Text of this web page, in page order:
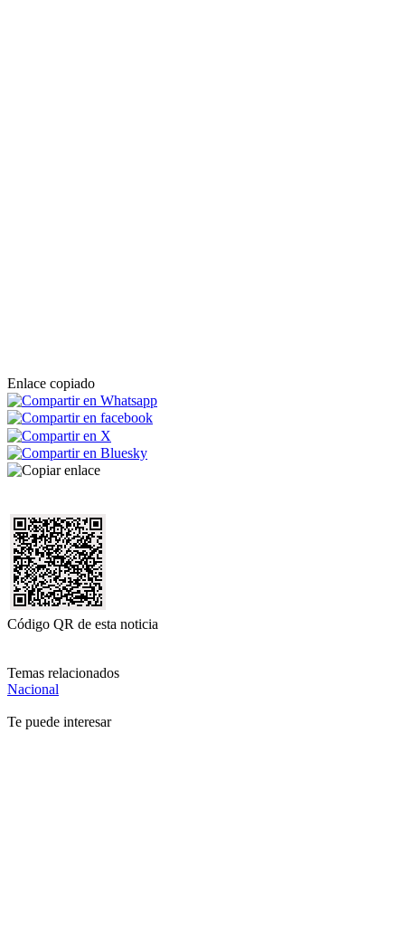
Enlace copiado
Código QR de esta noticia
Temas relacionados
Nacional
Te puede interesar